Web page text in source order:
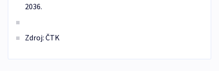
2036.
Zdroj: ČTK